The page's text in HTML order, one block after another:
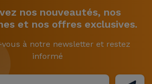
nos nouveautés, nos
et nos offres exclusives.
vous à notre newsletter et restez
informé